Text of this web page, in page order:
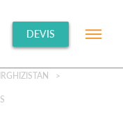
DEVIS
>